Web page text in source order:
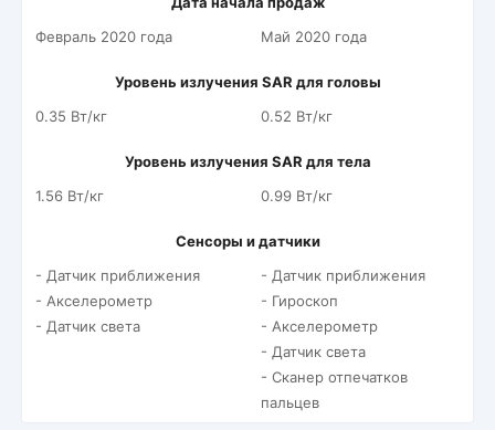
Февраль 2020 года
Май 2020 года
Уровень излучения SAR для головы
0.35 Вт/кг
0.52 Вт/кг
Уровень излучения SAR для тела
1.56 Вт/кг
0.99 Вт/кг
Сенсоры и датчики
- Датчик приближения
- Акселерометр
- Датчик света
- Датчик приближения
- Гироскоп
- Акселерометр
- Датчик света
- Сканер отпечатков
пальцев